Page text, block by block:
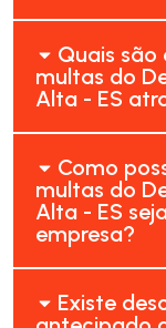
Quais são
multas do
Alta - ES
Como
multas do
Alta - ES
empresa?
Existe